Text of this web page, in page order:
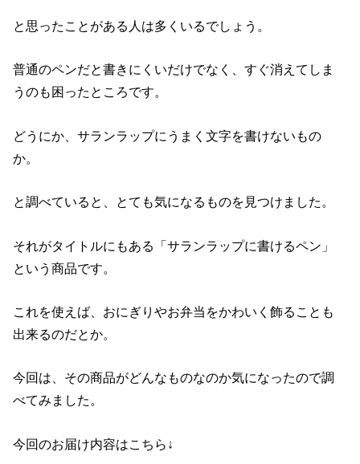
と思ったことがある人は多くいるでしょう。
普通のペンだと書きにくいだけでなく、すぐ消えてしま
うのも困ったところです。
どうにか、サランラップにうまく文字を書けないもの
か。
と調べていると、とても気になるものを見つけました。
それがタイトルにもある「サランラップに書けるペン」
という商品です。
これを使えば、おにぎりやお弁当をかわいく飾ることも
出来るのだとか。
今回は、その商品がどんなものなのか気になったので調
べてみました。
今回のお届け内容はこちら↓